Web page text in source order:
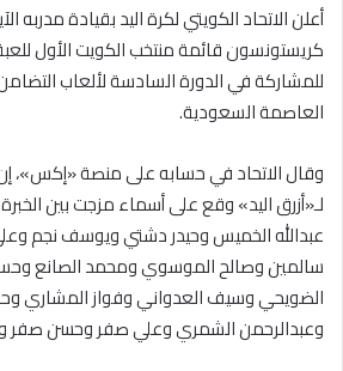
أعلن الاتحاد الكويتي لكرة اليد بقيادة مدربه
للمشاركة في الدورة السادسة لألعاب
العاصمة السعودية.
وقال الاتحاد في حسابه على منصة «إكس»، إن
لـ«أزرق اليد» وقع على أسماء مزجت بين
عبدالله الخميس وحيدر دشتي ويوسف نجم
سالمين وصالح الموسوي ومحمد الصانع
الضويحي وسيف العدواني وفواز المشاري
وعبدالرحمن الشمري وعلي صفر وحسن صفر